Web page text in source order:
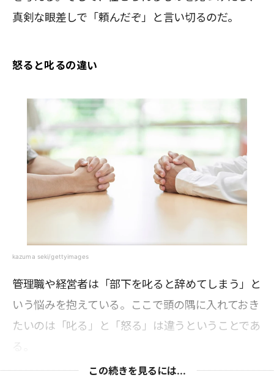
真剣な眼差しで「頼んだぞ」と言い切るのだ。
怒ると叱るの違い
kazuma seki/gettyimages
管理職や経営者は「部下を叱ると辞めてしまう」と
いう悩みを抱えている。ここで頭の隅に入れておき
たいのは「叱る」と「怒る」は違うということであ
る。
この続きを見るには...